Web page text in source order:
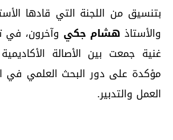
بتنسيق من اللجنة التي قادها
والأستاذ هشام جكي وآخرون، في
غنية جمعت بين الأصالة
مؤكدة على دور البحث العلمي
العمل والتدبير.